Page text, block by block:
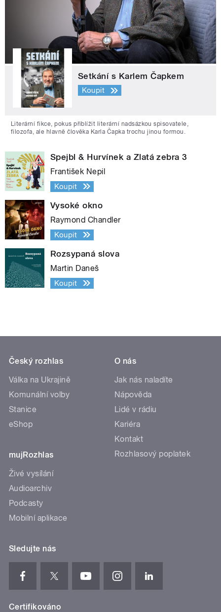
Setkání s Karlem Čapkem
Koupit
Literární fikce, pokus přiblížit literární nadsázkou spisovatele,
filozofa, ale hlavně člověka Karla Čapka trochu jinou formou.
Spejbl & Hurvínek a Zlatá zebra 3
František Nepil
Koupit
Vysoké okno
Raymond Chandler
Koupit
Rozsypaná slova
Martin Daneš
Koupit
Český rozhlas
Válka na Ukrajině
Komunální volby
Stanice
eShop
mujRozhlas
Živé vysílání
Audioarchiv
Podcasty
Mobilní aplikace
O nás
Jak nás naladíte
Nápověda
Lidé v rádiu
Kariéra
Kontakt
Rozhlasový poplatek
Sledujte nás
Certifikováno